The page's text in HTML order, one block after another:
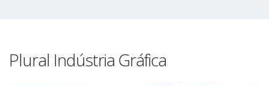
Plural Indústria Gráfica